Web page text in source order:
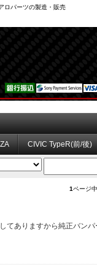
ロパーツの製造・販売
CIVIC TypeR(前/後)
1ページ中
てありますから純正バン